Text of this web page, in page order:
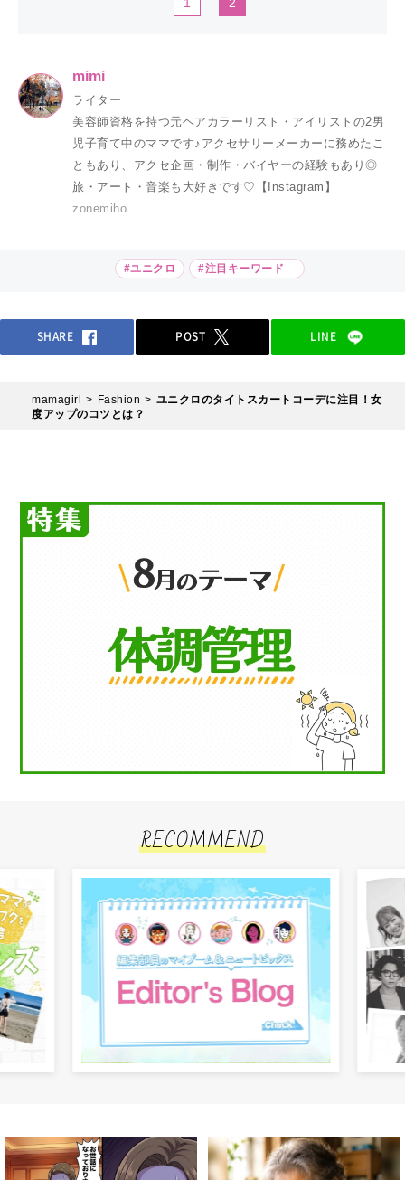
mimi
ライター
美容師資格を持つ元ヘアカラーリスト・アイリストの2男
児子育て中のママです♪アクセサリーメーカーに務めたこ
ともあり、アクセ企画・制作・バイヤーの経験もあり◎
旅・アート・音楽も大好きです♡【Instagram】
zonemiho
#ユニクロ #注目キーワード
SHARE POST LINE
mamagirl Fashion
ユニクロのタイトスカートコーデに注目！女
度アップのコツとは？
RECOMMEND